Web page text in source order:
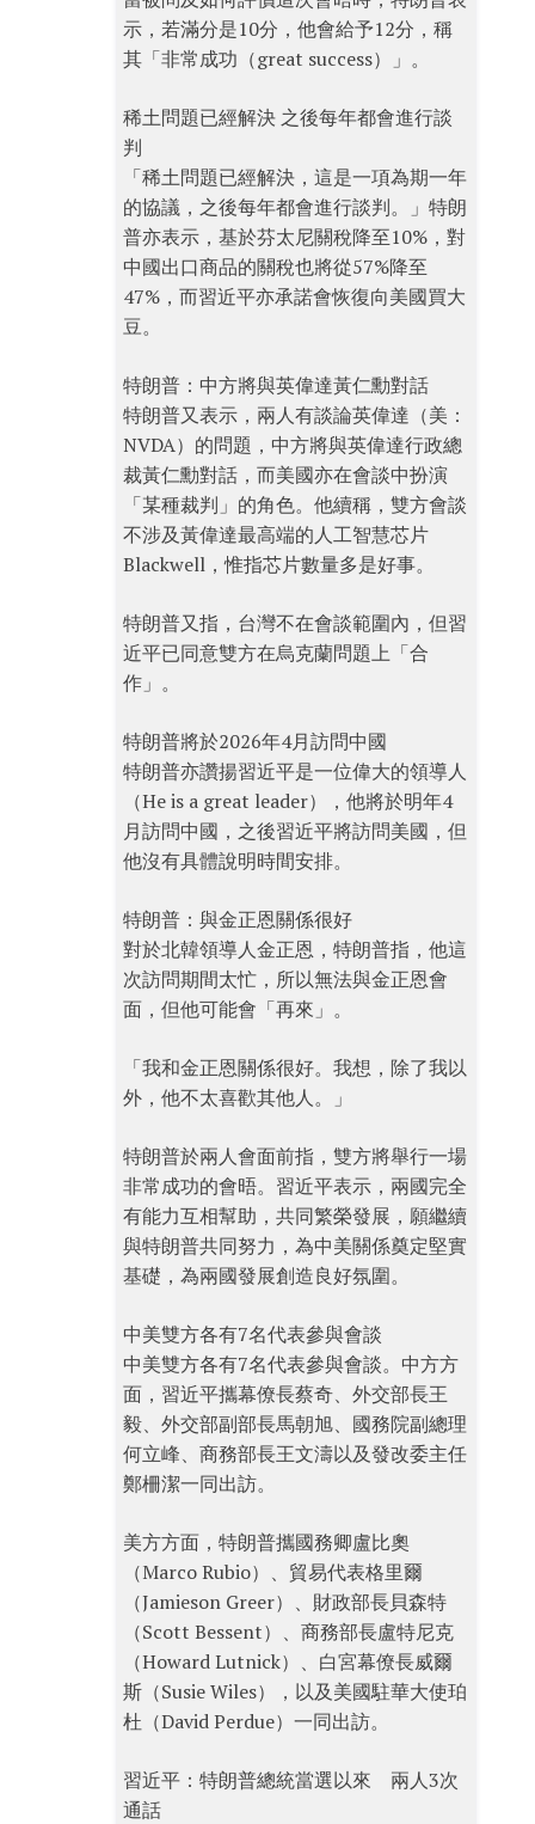
示，若滿分是10分，他會給予12分，稱
其「非常成功（great success）」。
稀土問題已經解決 之後每年都會進行談
判
「稀土問題已經解決，這是一項為期一年
的協議，之後每年都會進行談判。」特朗
普亦表示，基於芬太尼關稅降至10%，對
中國出口商品的關稅也將從57%降至
47%，而習近平亦承諾會恢復向美國買大
豆。
特朗普：中方將與英偉達黃仁勳對話
特朗普又表示，兩人有談論英偉達（美：
NVDA）的問題，中方將與英偉達行政總
裁黃仁勳對話，而美國亦在會談中扮演
「某種裁判」的角色。他續稱，雙方會談
不涉及黃偉達最高端的人工智慧芯片
Blackwell，惟指芯片數量多是好事。
特朗普又指，台灣不在會談範圍內，但習
近平已同意雙方在烏克蘭問題上「合
作」。
特朗普將於2026年4月訪問中國
特朗普亦讚揚習近平是一位偉大的領導人
（He is a great leader），他將於明年4
月訪問中國，之後習近平將訪問美國，但
他沒有具體說明時間安排。
特朗普：與金正恩關係很好
對於北韓領導人金正恩，特朗普指，他這
次訪問期間太忙，所以無法與金正恩會
面，但他可能會「再來」。
「我和金正恩關係很好。我想，除了我以
外，他不太喜歡其他人。」
特朗普於兩人會面前指，雙方將舉行一場
非常成功的會晤。習近平表示，兩國完全
有能力互相幫助，共同繁榮發展，願繼續
與特朗普共同努力，為中美關係奠定堅實
基礎，為兩國發展創造良好氛圍。
中美雙方各有7名代表參與會談
中美雙方各有7名代表參與會談。中方方
面，習近平攜幕僚長蔡奇、外交部長王
毅、外交部副部長馬朝旭、國務院副總理
何立峰、商務部長王文濤以及發改委主任
鄭柵潔一同出訪。
美方方面，特朗普攜國務卿盧比奧
（Marco Rubio）、貿易代表格里爾
（Jamieson Greer）、財政部長貝森特
（Scott Bessent）、商務部長盧特尼克
（Howard Lutnick）、白宮幕僚長威爾
斯（Susie Wiles），以及美國駐華大使珀
杜（David Perdue）一同出訪。
習近平：特朗普總統當選以來 兩人3次
通話